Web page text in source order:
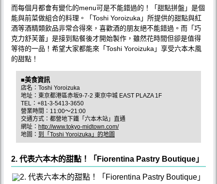
而每個月都會有變化的menu可是不能錯過的！「甜點拼盤」是個
能與前菜做組合的料理。「Toshi Yoroizuka」所提供的甜點與紅
酒等酒精類飲品非常合得來，喜歡酒的朋友絕不能錯過。而「巧
克力舒芙蕾」是接到點餐後才開始製作，雖然花時間但卻是值得
等待的一品！希望大家都能來「Toshi Yoroizuka」享受六本木風
的甜點！
■美食資訊
店名：Toshi Yoroizuka
地址：東京都港區赤坂9-7-2 東京中城 EAST PLAZA 1F
TEL：+81-3-5413-3650
營業時間：11:00〜21:00
交通方式：都營地下鐵「六本木站」直通
網址： http://www.tokyo-midtown.com/
地圖： 到「Toshi Yoroizuka」的地圖
2. 代表六本木的甜點！「Fiorentina Pastry Boutique」